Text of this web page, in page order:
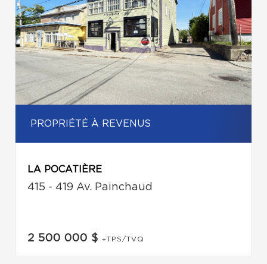
PROPRIÉTÉ À REVENUS
LA POCATIÈRE
415 - 419 Av. Painchaud
2 500 000 $ +TPS/TVQ